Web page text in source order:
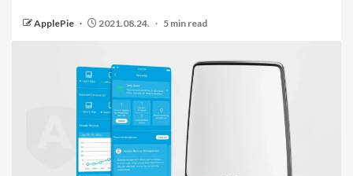
ApplePie 2021.08.24. 5 min read